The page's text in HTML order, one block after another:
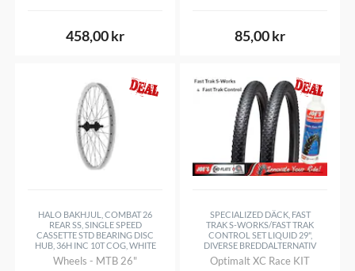
458,00 kr 85,00 kr
HALO BAKHJUL, COMBAT 26
REAR SS, SINGLE SPEED
CASSETTE STD BEARING DISC
HUB, 36H INC 10T COG, WHITE
Wheels - MTB 26"
SPECIALIZED DÄCK, FAST
TRAK S-WORKS/FAST TRAK
CONTROL SET LIQUID 29",
DIVERSE BREDDALTERNATIV
Optimalt XC Race KIT